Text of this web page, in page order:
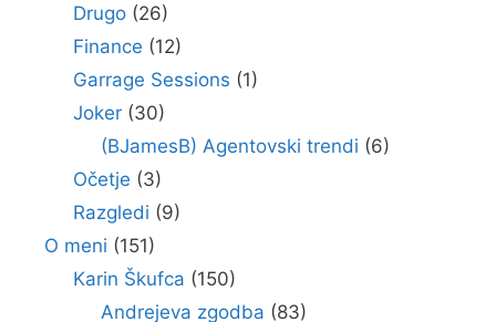
Drugo(26)
Finance (12)
Garrage Sessions (1)
Joker(30)
(BJamesB) Agentovski trendi (6)
Očetje (3)
Razgledi (9)
O meni (151)
Karin Škufca (150)
Andrejeva zgodba (83)